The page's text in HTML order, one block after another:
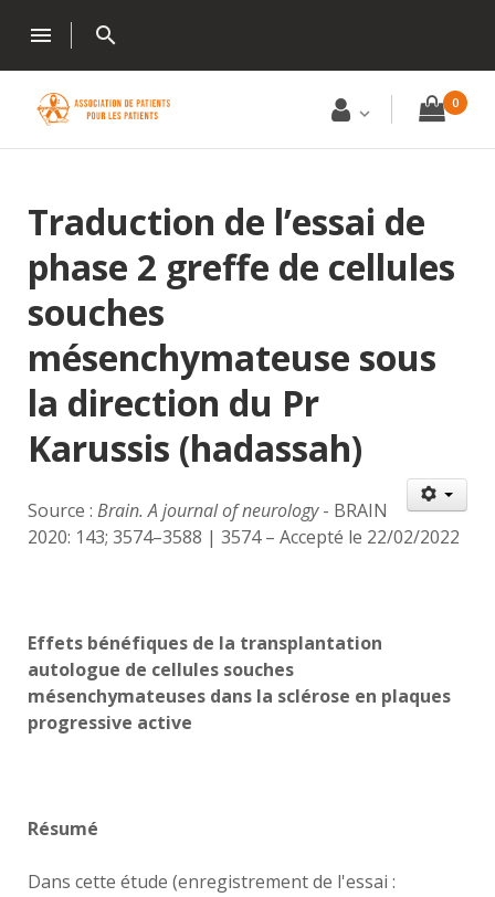
menu search
0
Traduction de l’essai de
phase 2 greffe de cellules
souches
mésenchymateuse sous
la direction du Pr
Karussis (hadassah)
Source : Brain. A journal of neurology- BRAIN
2020: 143; 3574–3588 | 3574 – Accepté le 22/02/2022
Effets bénéfiques de la transplantation
autologue de cellules souches
mésenchymateuses dans la sclérose en plaques
progressive active
Résumé
Dans cette étude (enregistrement de l'essai :